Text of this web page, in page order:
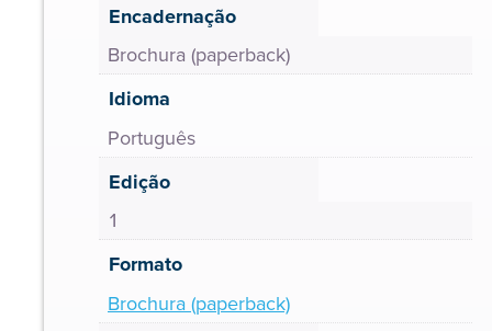
Encadernação
Brochura (paperback)
Idioma
Português
Edição
1
Formato
Brochura (paperback)